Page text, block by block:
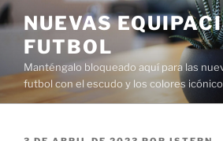
Saltar
al
contenido
NUEVAS
FUTBOL
Manténgalo bloqueado aquí para las
futbol con el escudo y los colores